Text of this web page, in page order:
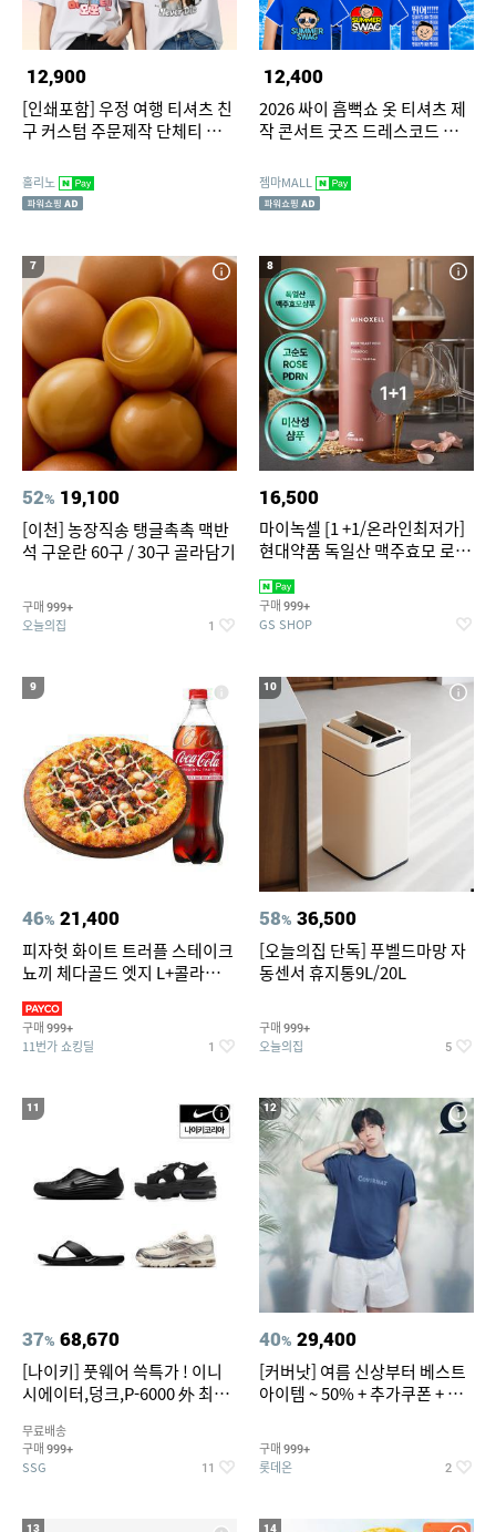
12,900
[인쇄포함] 우정 여행 티셔츠 친
구 커스텀 주문제작 단체티 소량
홀리노
12,400
2026 싸이 흠뻑쇼 옷 티셔츠 제
작 콘서트 굿즈 드레스코드 파란
젬마MALL
7
52% 19,100
[이천] 농장직송 탱글촉촉 맥반
석 구운란 60구 / 30구 골라담기
구매 999+
오늘의집 1
8
16,500
마이녹셀 [1 +1/온라인최저가]
현대약품 독일산 맥주효모 로즈
1000ml (정가 100,000원)
구매 999+
GS SHOP
9
46% 21,400
피자헛 화이트 트러플 스테이크
뇨끼 체다골드 엣지 L+콜라
구매 999+
11번가 쇼킹딜 1
10
58% 36,500
[오늘의집 단독] 푸벨드마망 자
동센서 휴지통9L/20L
구매 999+
오늘의집 5
11
37% 68,670
[나이키] 풋웨어 쓱특가 ! 이니
시에이터,덩크,P-6000 外 최대
무료배송
구매 999+
SSG 11
12
40% 29,400
[커버낫] 여름 신상부터 베스트
아이템 ~ 50% + 추가쿠폰 + 카
구매 999+
롯데온 2
13 14